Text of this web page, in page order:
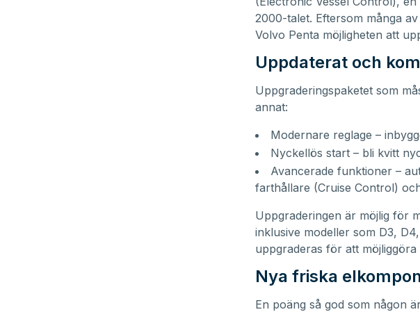
2000-talet. Eftersom många
Volvo Penta möjligheten att
Uppdaterat och
Uppgraderingspaketet som
annat:
Modernare reglage –
Nyckellös start – bli kvitt
Avancerade funktioner –
farthållare (Cruise Control)
Uppgraderingen är möjlig för
inklusive modeller som D3,
uppgraderas för att
Nya friska
En poäng så god som någon